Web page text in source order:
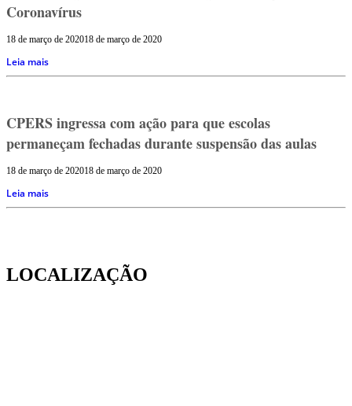
Coronavírus
18 de março de 202018 de março de 2020
Leia mais
CPERS ingressa com ação para que escolas
permaneçam fechadas durante suspensão das aulas
18 de março de 202018 de março de 2020
Leia mais
LOCALIZAÇÃO